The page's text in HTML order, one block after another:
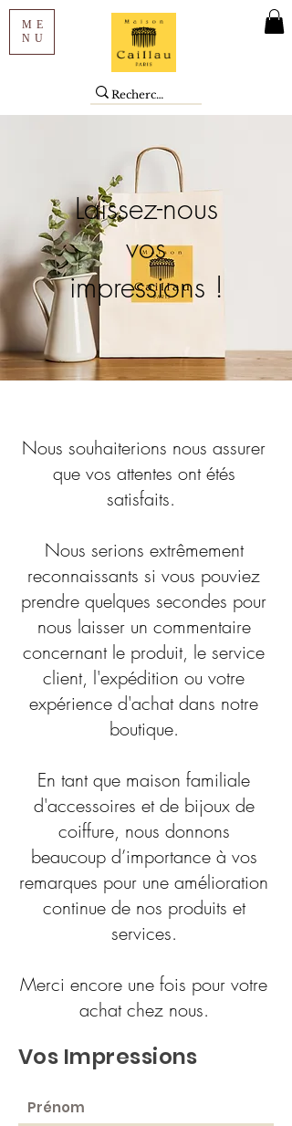
ME
NU
Laissez-nous
vos
impressions !
Nous souhaiterions nous assurer
que vos attentes ont étés
satisfaits.
Nous serions extrêmement
reconnaissants si vous pouviez
prendre quelques secondes pour
nous laisser un commentaire
concernant le produit, le service
client, l'expédition ou votre
expérience d'achat dans notre
boutique.
En tant que maison familiale
d'accessoires et de bijoux de
coiffure, nous donnons
beaucoup d’importance à vos
remarques pour une amélioration
continue de nos produits et
services.
Merci encore une fois pour votre
achat chez nous.
Vos Impressions